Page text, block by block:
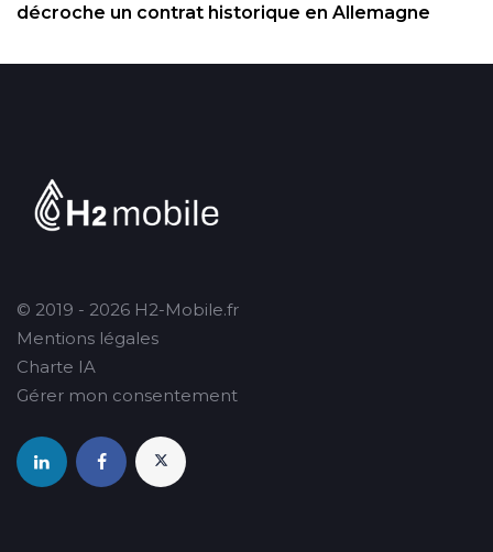
décroche un contrat historique en Allemagne
© 2019 - 2026 H2-Mobile.fr
Mentions légales
Charte IA
Gérer mon consentement